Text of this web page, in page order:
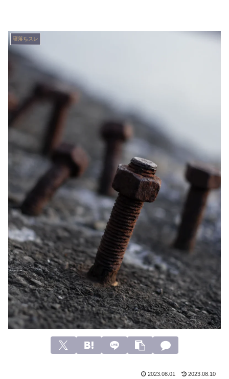
寝落ちスレ
2023.08.01 2023.08.10